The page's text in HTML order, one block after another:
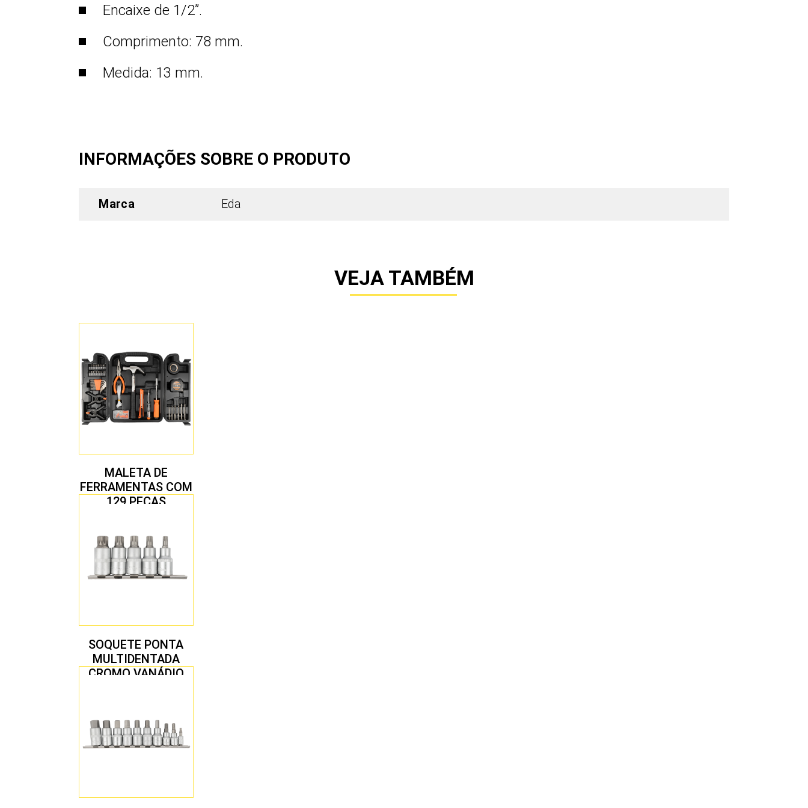
Encaixe de 1/2”.
Comprimento: 78 mm.
Medida: 13 mm.
INFORMAÇÕES SOBRE O PRODUTO
Marca Eda
VEJA TAMBÉM
MALETA DE
FERRAMENTAS COM
129 PEÇAS
SOQUETE PONTA
MULTIDENTADA
CROMO VANÁDIO